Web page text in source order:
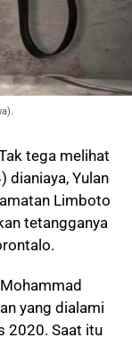
tega melihat
dianiaya, Yulan
Limboto
tetangganya
yang dialami
2020. Saat itu